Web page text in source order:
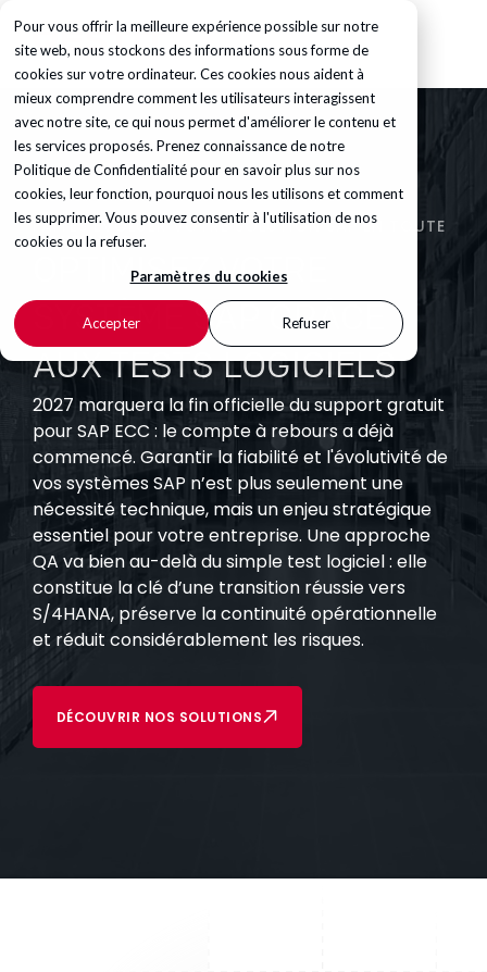
Pour vous offrir la meilleure expérience possible sur notre
site web, nous stockons des informations sous forme de
cookies sur votre ordinateur. Ces cookies nous aident à
mieux comprendre comment les utilisateurs interagissent
avec notre site, ce qui nous permet d'améliorer le contenu et
les services proposés. Prenez connaissance de notre
Politique de Confidentialitépour en savoir plus sur nos
cookies, leur fonction, pourquoi nous les utilisons et comment
les supprimer. Vous pouvez consentir à l'utilisation de nos
cookies ou la refuser.
Paramètres du cookies
Accepter Refuser
FAITES ÉVOLUER VOTRE SOLUTION SAP EN TOUTE
CONFIANCE
OPTIMISEZ VOTRE
SYSTÈME SAP GRÂCE
AUX TESTS LOGICIELS
2027 marquera la fin officielle du support gratuit
pour SAP ECC : le compte à rebours a déjà
commencé. Garantir la fiabilité et l'évolutivité de
vos systèmes SAP n’est plus seulement une
nécessité technique, mais un enjeu stratégique
essentiel pour votre entreprise. Une approche
QA va bien au-delà du simple test logiciel : elle
constitue la clé d’une transition réussie vers
S/4HANA, préserve la continuité opérationnelle
et réduit considérablement les risques.
DÉCOUVRIR NOS SOLUTIONS